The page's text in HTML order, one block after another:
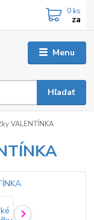
Menu
Hľadať
0 ks
za
VALENTÍNKA